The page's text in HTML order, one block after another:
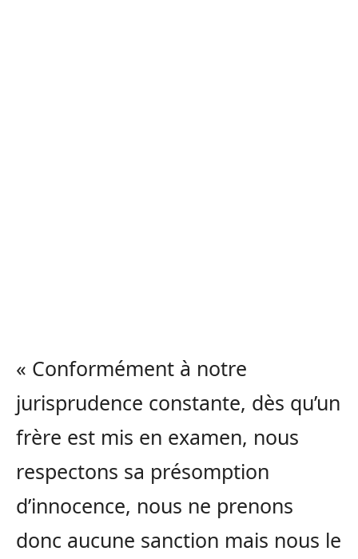
« Conformément à notre
jurisprudence constante, dès qu’un
frère est mis en examen, nous
respectons sa présomption
d’innocence, nous ne prenons
donc aucune sanction mais nous le